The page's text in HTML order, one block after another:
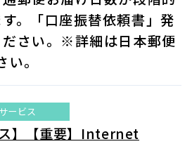
。「口座振替依頼書」発
さい。※詳細は日本郵便
。
サービス
ス】【重要】Internet